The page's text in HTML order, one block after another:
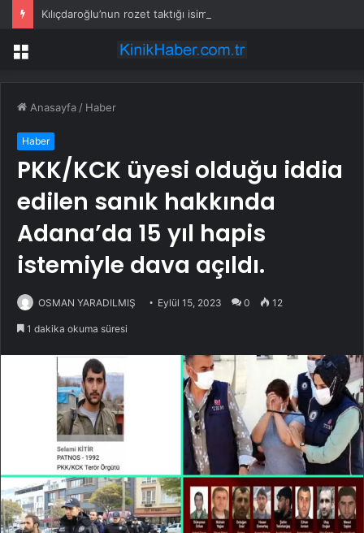
Kılıçdaroğlu’nun rozet taktığı isim yılların CHP’lisi çıktı
Menü
Anasayfa / Haber
Haber
PKK/KCK üyesi olduğu iddia
edilen sanık hakkında
Adana’da 15 yıl hapis
istemiyle dava açıldı.
OSMAN YARADILMIŞ Eylül 15, 2023 0 12
1 dakika okuma süresi